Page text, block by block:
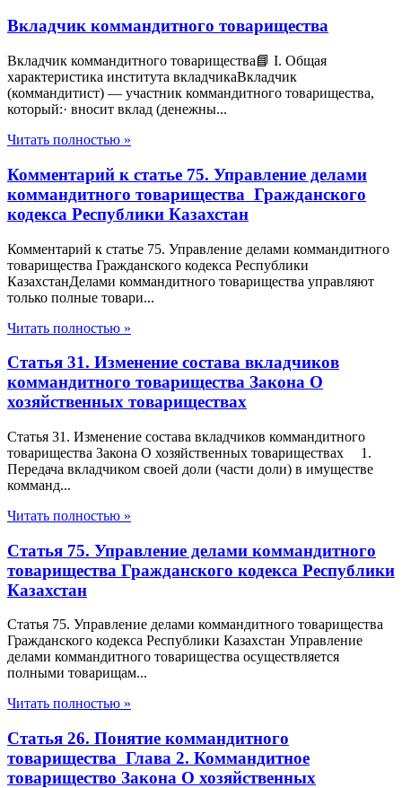
Вкладчик коммандитного товарищества
Вкладчик коммандитного товарищества📘 I. Общая
характеристика института вкладчикаВкладчик
(коммандитист) — участник коммандитного товарищества,
который:· вносит вклад (денежны...
Читать полностью »
Комментарий к статье 75. Управление делами
коммандитного товарищества Гражданского
кодекса Республики Казахстан
Комментарий к статье 75. Управление делами коммандитного
товарищества Гражданского кодекса Республики
КазахстанДелами коммандитного товарищества управляют
только полные товари...
Читать полностью »
Статья 31. Изменение состава вкладчиков
коммандитного товарищества Закона О
хозяйственных товариществах
Статья 31. Изменение состава вкладчиков коммандитного
товарищества Закона О хозяйственных товариществах 1.
Передача вкладчиком своей доли (части доли) в имуществе
комманд...
Читать полностью »
Статья 75. Управление делами коммандитного
товарищества Гражданского кодекса Республики
Казахстан
Статья 75. Управление делами коммандитного товарищества
Гражданского кодекса Республики Казахстан Управление
делами коммандитного товарищества осуществляется
полными товарищам...
Читать полностью »
Статья 26. Понятие коммандитного
товарищества Глава 2. Коммандитное
товарищество Закона О хозяйственных